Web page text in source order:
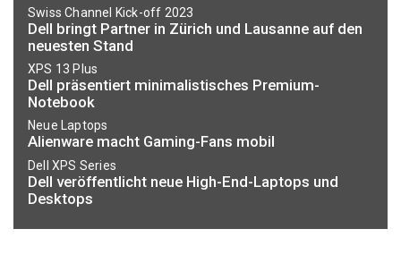
Swiss Channel Kick-off 2023
Dell bringt Partner in Zürich und Lausanne auf den
neuesten Stand
XPS 13 Plus
Dell präsentiert minimalistisches Premium-
Notebook
Neue Laptops
Alienware macht Gaming-Fans mobil
Dell XPS Series
Dell veröffentlicht neue High-End-Laptops und
Desktops